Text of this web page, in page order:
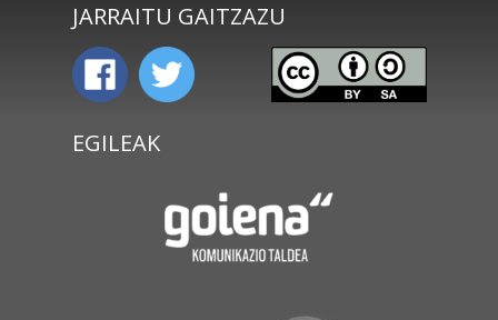
JARRAITU GAITZAZU
EGILEAK